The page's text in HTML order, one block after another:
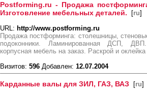
Postforming.ru - Продажа
Изготовление мебельных деталей. [ru]
URL: http://www.postforming.ru
Продажа постформинга: столешницы,
подоконники. Ламинированная ДСП,
корпусная мебель на заказ. Раскрой и
Визитов: 596 Добавлен: 12.07.2004
Карданные валы для ЗИЛ, ГАЗ, ВАЗ [ru]